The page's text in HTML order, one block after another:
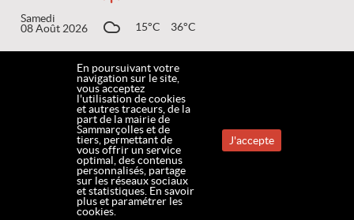
Samedi
08 Août 2026
15°C 36°C
09 Août 2026
19°C 37°C
MENTIONS LÉGALES COOKIES
ACCESSIBILITÉ www.mairie-sammarcolles.fr
En poursuivant votre
navigation sur le site,
vous acceptez
l'utilisation de cookies
et autres traceurs, de la
part de la mairie de
Sammarçolles et de
tiers, permettant de
vous offrir un service
optimal, des contenus
personnalisés, partage
sur les réseaux sociaux
et statistiques. En savoir
plus et paramétrer les
cookies.
J'accepte